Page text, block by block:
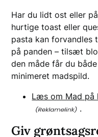
Har du lidt ost eller
hurtige toast eller
pasta kan forvandles
på panden – tilsæt
den måde får du
minimeret madspild.
Læs om Mad på
.
Giv